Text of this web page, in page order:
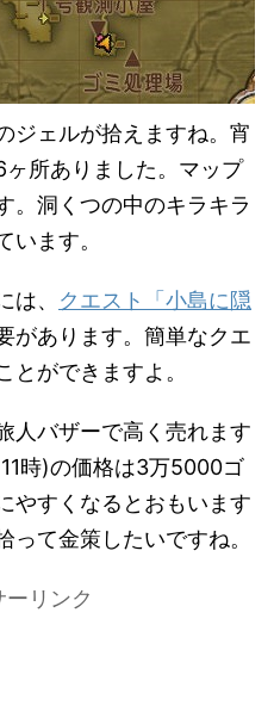
ジェルが拾えますね。宵
所ありました。マップ
。洞くつの中のキラキラ
います。
は、 クエスト「小島に隠
があります。簡単なクエ
とができますよ。
人バザーで高く売れます
時)の価格は3万5000ゴ
やすくなるとおもいます
て金策したいですね。
ーリンク